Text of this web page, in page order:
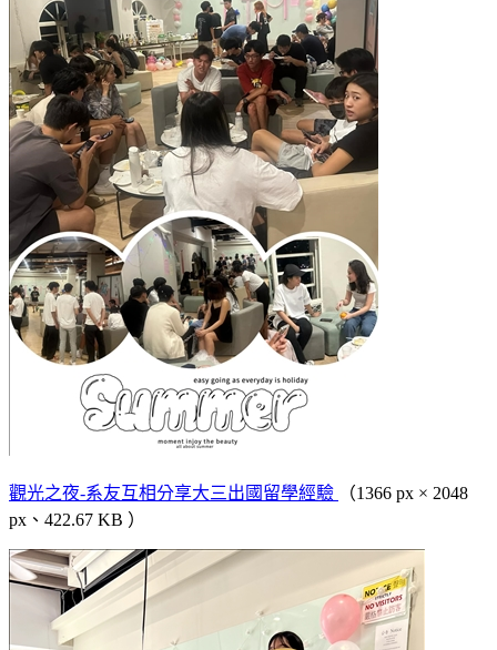
觀光之夜-系友互相分享大三出國留學經驗
（1366 px × 2048
px、422.67 KB ）